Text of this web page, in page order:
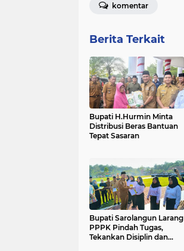
komentar
Berita Terkait
Bupati H.Hurmin Minta
Distribusi Beras Bantuan
Tepat Sasaran
Bupati Sarolangun Larang
PPPK Pindah Tugas,
Tekankan Disiplin dan